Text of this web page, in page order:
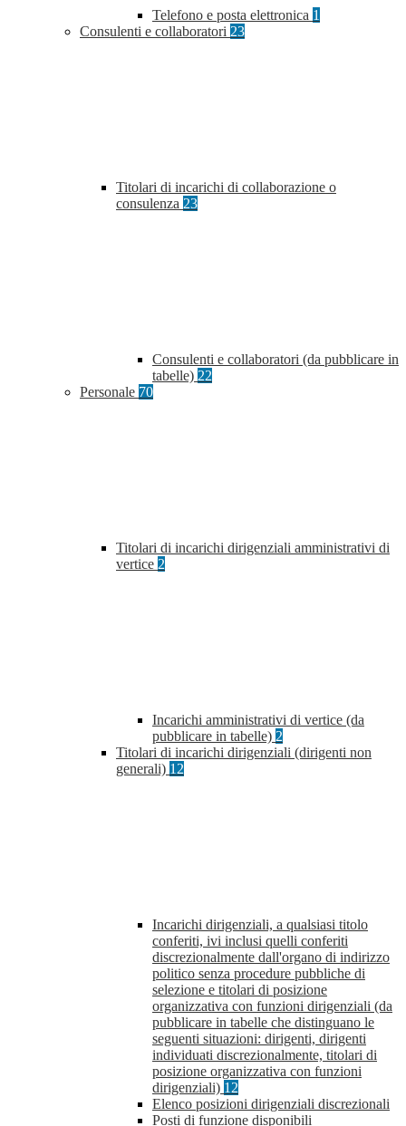
Telefono e posta elettronica 1
Consulenti e collaboratori 23
Titolari di incarichi di collaborazione o
consulenza 23
Consulenti e collaboratori (da pubblicare in
tabelle) 22
Personale 70
Titolari di incarichi dirigenziali amministrativi di
vertice 2
Incarichi amministrativi di vertice (da
pubblicare in tabelle) 2
Titolari di incarichi dirigenziali (dirigenti non
generali) 12
Incarichi dirigenziali, a qualsiasi titolo
conferiti, ivi inclusi quelli conferiti
discrezionalmente dall'organo di indirizzo
politico senza procedure pubbliche di
selezione e titolari di posizione
organizzativa con funzioni dirigenziali (da
pubblicare in tabelle che distinguano le
seguenti situazioni: dirigenti, dirigenti
individuati discrezionalmente, titolari di
posizione organizzativa con funzioni
dirigenziali) 12
Elenco posizioni dirigenziali discrezionali
Posti di funzione disponibili